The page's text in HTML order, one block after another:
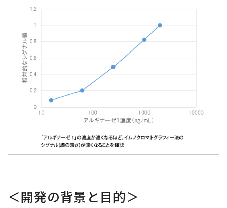
＜開発の背景と目的＞